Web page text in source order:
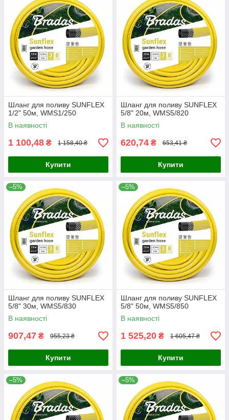
Шланг для поливу SUNFLEX
1/2" 50м, WMS1/250
В наявності
1 100,48 ₴ 1 158,40 ₴
Купити
Шланг для поливу SUNFLEX
5/8" 20м, WMS5/820
В наявності
620,74 ₴ 653,41 ₴
Купити
–5%
Шланг для поливу SUNFLEX
5/8" 30м, WMS5/830
В наявності
907,47 ₴ 955,23 ₴
Купити
–5%
Шланг для поливу SUNFLEX
5/8" 50м, WMS5/850
В наявності
1 525,20 ₴ 1 605,47 ₴
Купити
–5% –5%